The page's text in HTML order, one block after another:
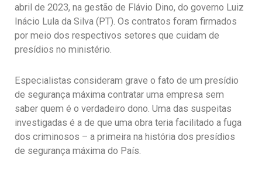
abril de 2023, na gestão de Flávio Dino, do governo Luiz
Inácio Lula da Silva (PT). Os contratos foram firmados
por meio dos respectivos setores que cuidam de
presídios no ministério.
Especialistas consideram grave o fato de um presídio
de segurança máxima contratar uma empresa sem
saber quem é o verdadeiro dono. Uma das suspeitas
investigadas é a de que uma obra teria facilitado a fuga
dos criminosos – a primeira na história dos presídios
de segurança máxima do País.